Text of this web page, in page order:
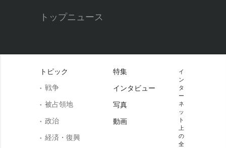
トップニュース
トピック
戦争
被占領地
政治
経済・復興
特集
インタビュー
写真
動画
イ
ン
タ
ー
ネ
ッ
ト
上
の
全